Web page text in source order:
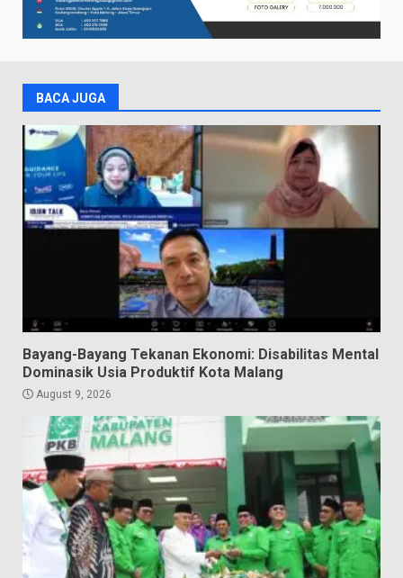
BACA JUGA
Bayang-Bayang Tekanan Ekonomi: Disabilitas Mental
Dominasik Usia Produktif Kota Malang
August 9, 2026